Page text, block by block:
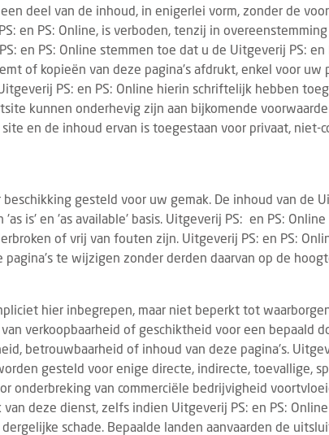
deel van de inhoud, in enigerlei vorm, zonder de
en PS: Online, is verboden, tenzij in
en PS: Online stemmen toe dat u de Uitgeverij PS: en
of kopieën van deze pagina's afdrukt, enkel voor uw
PS: en PS: Online hierin schriftelijk hebben
kunnen onderhevig zijn aan bijkomende
en de inhoud ervan is toegestaan voor privaat, niet-
gesteld voor uw gemak. De inhoud van de
is' en 'as available' basis. Uitgeverij PS: en PS:
of vrij van fouten zijn. Uitgeverij PS: en PS:
te wijzigen zonder derden daarvan op de
hier inbegrepen, maar niet beperkt tot
verkoopbaarheid of geschiktheid voor een bepaald
betrouwbaarheid of inhoud van deze pagina's.
gesteld voor enige directe, indirecte, toevallige,
onderbreking van commerciële bedrijvigheid
deze dienst, zelfs indien Uitgeverij PS: en PS:
schade. Bepaalde landen aanvaarden de